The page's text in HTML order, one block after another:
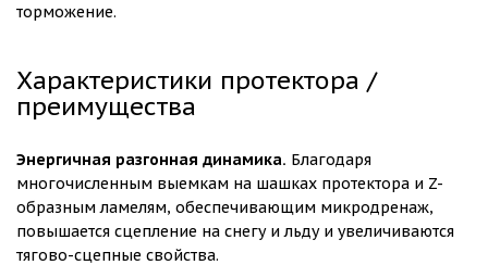
торможение.
Характеристики протектора /
преимущества
Энергичная разгонная динамика. Благодаря
многочисленным выемкам на шашках протектора и Z-
образным ламелям, обеспечивающим микродренаж,
повышается сцепление на снегу и льду и увеличиваются
тягово-сцепные свойства.